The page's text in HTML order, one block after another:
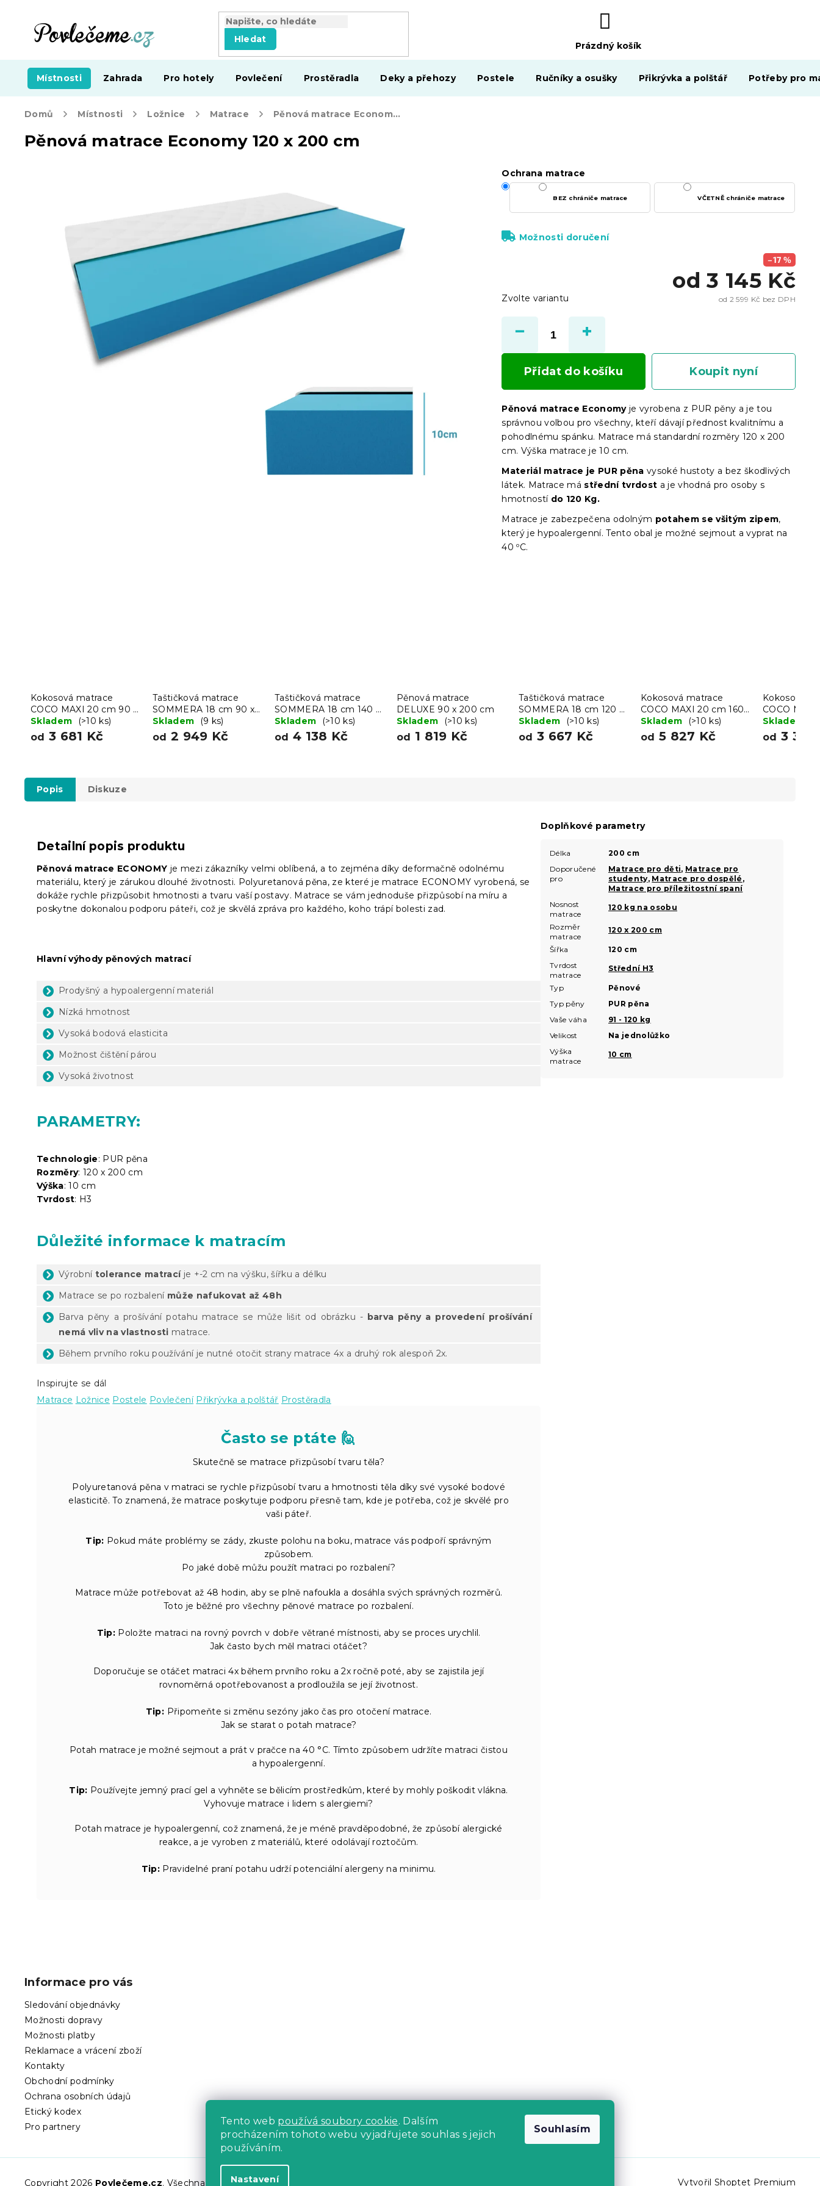
Tento web používá soubory cookie. Dalším
procházením tohoto webu vyjadřujete souhlas s jejich
používáním.
Nastavení
Souhlasím
Hledat
NÁKUPNÍ
KOŠÍK
Prázdný košík
Místnosti Zahrada Pro hotely Povlečení Prostěradla Deky a přehozy Postele Ručníky a osušky Přikrývka a polštář Potřeby pro
Domů Místnosti Ložnice Matrace Pěnová matrace Economy 120 x 200 cm
Pěnová matrace Economy 120 x 200 cm
–17 %
od3 145 Kč
od 2 599 Kč bez DPH
Zvolte variantu
Ochrana matrace
BEZ chrániče matrace VČETNĚ chrániče matrace
Možnosti doručení
Přidat do košíku Koupit nyní
Pěnová matrace Economyje vyrobena z PUR pěny a je tou
správnou volbou pro všechny, kteří dávají přednost kvalitnímu a
pohodlnému spánku. Matrace má standardní rozměry 120 x 200
cm. Výška matrace je 10 cm.
Materiál matrace je PUR pěna vysoké hustoty a bez škodlivých
látek. Matrace má střední tvrdost a je vhodná pro osoby s
hmotností do 120 Kg.
Matrace je zabezpečena odolným potahem se všitým zipem,
který je hypoalergenní. Tento obal je možné sejmout a vyprat na
40 ºC.
Kokosová matrace
COCO MAXI 20 cm 90 x
200 cm
Skladem (>10 ks)
od 3 681 Kč
Taštičková matrace
SOMMERA 18 cm 90 x
200 cm
Skladem (9 ks)
od 2 949 Kč
Taštičková matrace
SOMMERA 18 cm 140 x
200 cm
Skladem (>10 ks)
od 4 138 Kč
Pěnová matrace
DELUXE 90 x 200 cm
Skladem
(>10 ks)
od 1 819 Kč
Taštičková matrace
SOMMERA 18 cm 120 x
200 cm
Skladem (>10 ks)
od 3 667 Kč
Kokosová matrace
COCO MAXI 20 cm 160
x 200 cm
Skladem (>10 ks)
od 5 827 Kč
Kokosová
COCO
200 cm
Skladem
od 3
Popis Diskuze
Detailní popis produktu
Pěnová matrace ECONOMY je mezi zákazníky velmi oblíbená, a to zejména díky deformačně odolnému
materiálu, který je zárukou dlouhé životnosti. Polyuretanová pěna, ze které je matrace ECONOMY vyrobená, se
dokáže rychle přizpůsobit hmotnosti a tvaru vaší postavy. Matrace se vám jednoduše přizpůsobí na míru a
poskytne dokonalou podporu páteři, což je skvělá zpráva pro každého, koho trápí bolesti zad.
Hlavní výhody pěnových matrací
Prodyšný a hypoalergenní materiál
Nízká hmotnost
Vysoká bodová elasticita
Možnost čištění párou
Vysoká životnost
PARAMETRY:
Technologie: PUR pěna
Rozměry: 120 x 200 cm
Výška: 10 cm
Tvrdost: H3
Důležité informace k matracím
Výrobní tolerance matracíje +-2 cm na výšku, šířku a délku
Matrace se po rozbalenímůže nafukovat až 48h
Barva pěny a prošívání potahu matrace se může lišit od obrázku - barva pěny a provedení prošívání
nemá vliv na vlastnosti matrace.
Během prvního roku používání je nutné otočit strany matrace 4x a druhý rok alespoň 2x.
Inspirujte se dál
Matrace Ložnice Postele Povlečení Přikrývka a polštář Prostěradla
Často se ptáte 🙋
Skutečně se matrace přizpůsobí tvaru těla?
Polyuretanová pěna v matraci se rychle přizpůsobí tvaru a hmotnosti těla díky své vysoké bodové
elasticitě. To znamená, že matrace poskytuje podporu přesně tam, kde je potřeba, což je skvělé pro
vaši páteř.
Tip: Pokud máte problémy se zády, zkuste polohu na boku, matrace vás podpoří správným
způsobem.
Po jaké době můžu použít matraci po rozbalení?
Matrace může potřebovat až 48 hodin, aby se plně nafoukla a dosáhla svých správných rozměrů.
Toto je běžné pro všechny pěnové matrace po rozbalení.
Tip:Položte matraci na rovný povrch v dobře větrané místnosti, aby se proces urychlil.
Jak často bych měl matraci otáčet?
Doporučuje se otáčet matraci 4x během prvního roku a 2x ročně poté, aby se zajistila její
rovnoměrná opotřebovanost a prodloužila se její životnost.
Tip: Připomeňte si změnu sezóny jako čas pro otočení matrace.
Jak se starat o potah matrace?
Potah matrace je možné sejmout a prát v pračce na 40 °C. Tímto způsobem udržíte matraci čistou
a hypoalergenní.
Tip: Používejte jemný prací gel a vyhněte se bělicím prostředkům, které by mohly poškodit vlákna.
Vyhovuje matrace i lidem s alergiemi?
Potah matrace je hypoalergenní, což znamená, že je méně pravděpodobné, že způsobí alergické
reakce, a je vyroben z materiálů, které odolávají roztočům.
Tip:Pravidelné praní potahu udrží potenciální alergeny na minimu.
Doplňkové parametry
Délka
200 cm
Doporučené
pro
Matrace pro děti, Matrace pro
studenty, Matrace pro dospělé ,
Matrace pro příležitostní spaní
Nosnost
matrace
120 kg na osobu
Rozměr
matrace
120 x 200 cm
Šířka
120 cm
Tvrdost
matrace
Střední H3
Typ
Pěnové
Typ pěny
PUR pěna
Vaše váha
91 - 120 kg
Velikost
Na jednolůžko
Výška
matrace
10 cm
Informace pro vás
Sledování objednávky
Možnosti dopravy
Možnosti platby
Reklamace a vrácení zboží
Kontakty
Obchodní podmínky
Ochrana osobních údajů
Etický kodex
Pro partnery
Vytvořil Shoptet Premium
Copyright 2026 Povlečeme.cz. Všechna práva vyhrazena.